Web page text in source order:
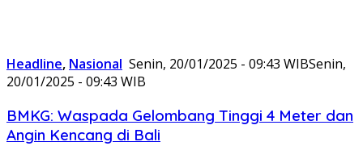
Headline, Nasional Senin, 20/01/2025 - 09:43 WIBSenin,
20/01/2025 - 09:43 WIB
BMKG: Waspada Gelombang Tinggi 4 Meter dan
Angin Kencang di Bali